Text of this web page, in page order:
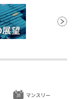
マンスリー